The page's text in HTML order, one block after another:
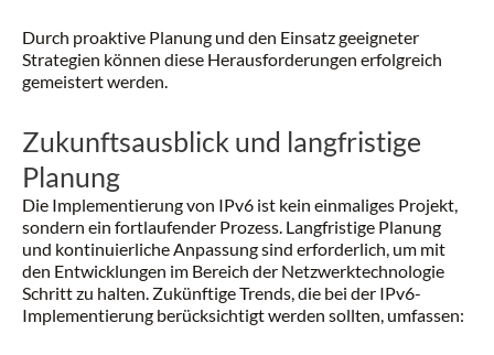
Durch proaktive Planung und den Einsatz geeigneter
Strategien können diese Herausforderungen erfolgreich
gemeistert werden.
Zukunftsausblick und langfristige
Planung
Die Implementierung von IPv6 ist kein einmaliges Projekt,
sondern ein fortlaufender Prozess. Langfristige Planung
und kontinuierliche Anpassung sind erforderlich, um mit
den Entwicklungen im Bereich der Netzwerktechnologie
Schritt zu halten. Zukünftige Trends, die bei der IPv6-
Implementierung berücksichtigt werden sollten, umfassen: